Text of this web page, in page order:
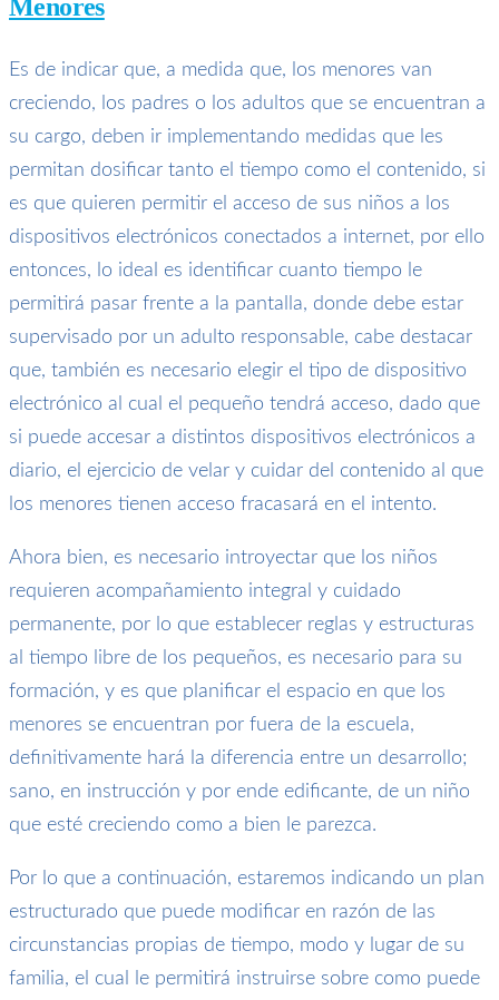
Menores
Es de indicar que, a medida que, los menores van
creciendo, los padres o los adultos que se encuentran a
su cargo, deben ir implementando medidas que les
permitan dosificar tanto el tiempo como el contenido, si
es que quieren permitir el acceso de sus niños a los
dispositivos electrónicos conectados a internet, por ello
entonces, lo ideal es identificar cuanto tiempo le
permitirá pasar frente a la pantalla, donde debe estar
supervisado por un adulto responsable, cabe destacar
que, también es necesario elegir el tipo de dispositivo
electrónico al cual el pequeño tendrá acceso, dado que
si puede accesar a distintos dispositivos electrónicos a
diario, el ejercicio de velar y cuidar del contenido al que
los menores tienen acceso fracasará en el intento.
Ahora bien, es necesario introyectar que los niños
requieren acompañamiento integral y cuidado
permanente, por lo que establecer reglas y estructuras
al tiempo libre de los pequeños, es necesario para su
formación, y es que planificar el espacio en que los
menores se encuentran por fuera de la escuela,
definitivamente hará la diferencia entre un desarrollo;
sano, en instrucción y por ende edificante, de un niño
que esté creciendo como a bien le parezca.
Por lo que a continuación, estaremos indicando un plan
estructurado que puede modificar en razón de las
circunstancias propias de tiempo, modo y lugar de su
familia, el cual le permitirá instruirse sobre como puede